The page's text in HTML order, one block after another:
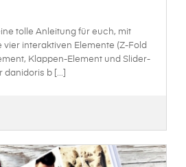
tolle Anleitung für euch, mit
interaktiven Elemente (Z-Fold
Klappen-Element und Slider-
b [...]